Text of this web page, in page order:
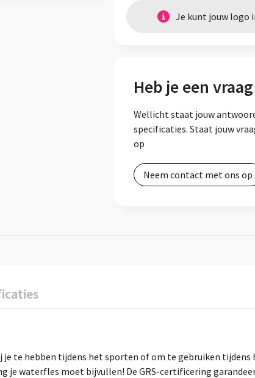
Je kunt jouw logo
Heb je een
Wellicht staat jouw
specificaties. Staat jouw
op
Neem contact met ons op
je te hebben tijdens het sporten of om te gebruiken tijdens
je waterfles moet bijvullen! De GRS-certificering